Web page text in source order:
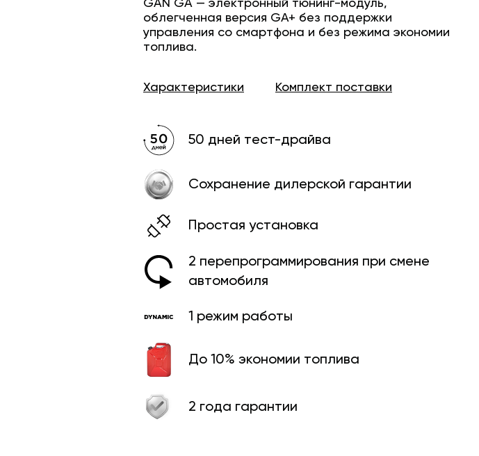
GAN GA — электронный тюнинг-модуль,
облегченная версия GA+ без поддержки
управления со смартфона и без режима экономии
топлива.
Характеристики Комплект поставки
50 дней тест-драйва
Сохранение дилерской гарантии
Простая установка
2 перепрограмми­рования при смене
автомобиля
1 режим работы
До 10% экономии топлива
2 года гарантии